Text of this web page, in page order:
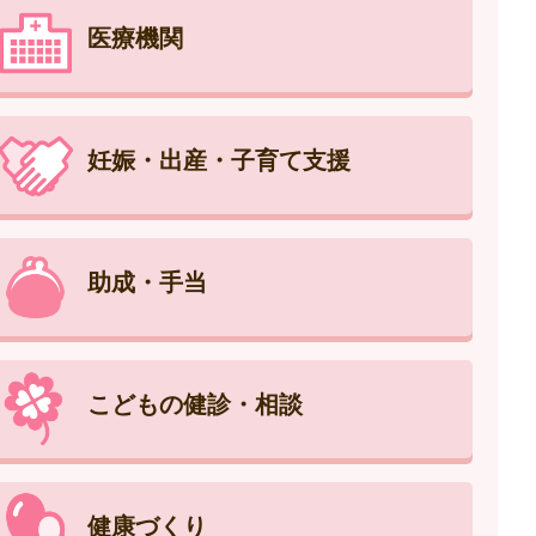
医療機関
妊娠・出産・子育て支援
助成・手当
こどもの健診・相談
健康づくり